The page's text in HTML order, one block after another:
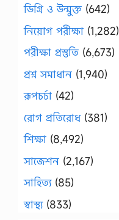
ডিগ্রি ও উন্মুক্ত (642)
নিয়োগ পরীক্ষা (1,282)
পরীক্ষা প্রস্তুতি (6,673)
প্রশ্ন সমাধান (1,940)
রূপচর্চা (42)
রোগ প্রতিরোধ(381)
শিক্ষা (8,492)
সাজেশন (2,167)
সাহিত্য(85)
স্বাস্থ্য(833)